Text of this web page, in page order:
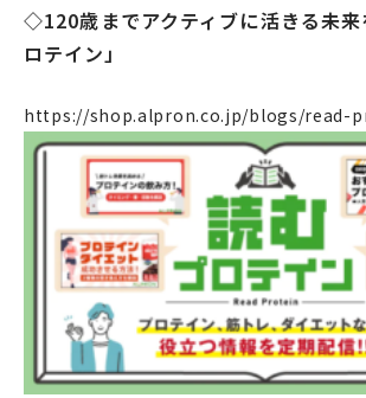
◇120歳までアクティブに活きる未
ロテイン」
https://shop.alpron.co.jp/blogs/read-